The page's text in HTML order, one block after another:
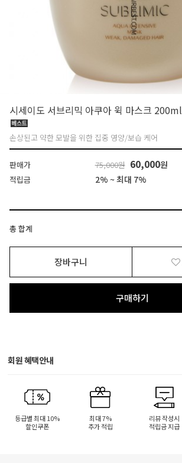
시세이도 서브리믹 아쿠아 윅 마스크 200ml
손상된고 약한 모발을 위한 집중 영양/보습 케어
판매가 75,000원 60,000원
적립금 2% ~ 최대 7%
총 합계
장바구니
구매하기
회원 혜택안내
등급별 최대 10%
할인쿠폰
최대 7%
추가 적립
리뷰 작성시
적립금 지급